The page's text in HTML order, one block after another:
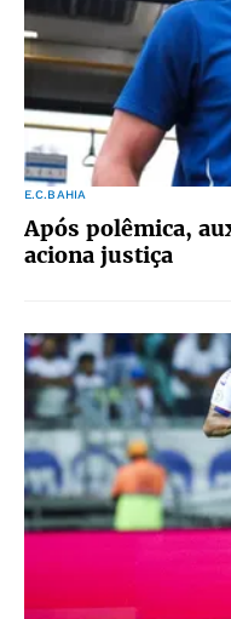
E.C.BAHIA
Após polêmica,
aciona justiça